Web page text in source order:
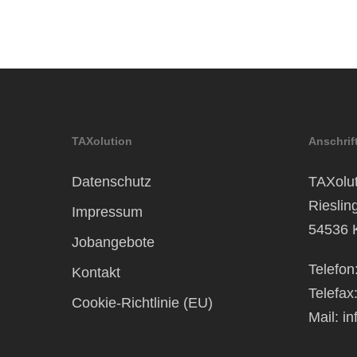
TAXolution
Datenschutz
Impressum
Jobangebote
Kontakt
Cookie-Richtlinie (EU)
54536
Mail: